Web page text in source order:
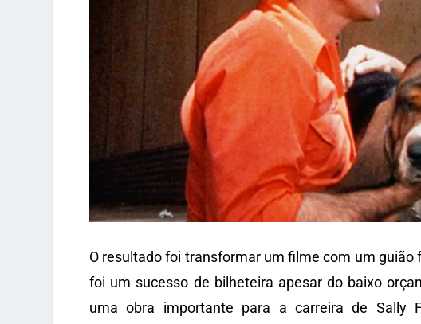
O resultado foi transformar um filme com um
foi um sucesso de bilheteira apesar do baixo
uma obra importante para a carreira de Sally